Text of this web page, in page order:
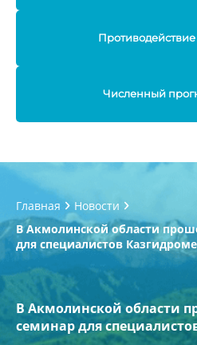
Численный
Главная
Новости
В Акмолинской области
для специалистов
В Акмолинской области
семинар для